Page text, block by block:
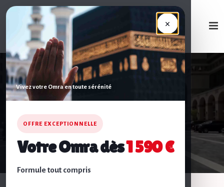
×
Vivez votre Omra en toute sérénité
OFFRE EXCEPTIONNELLE
Votre Omra dès1 590 €
Formule tout compris
Omra2026/2027